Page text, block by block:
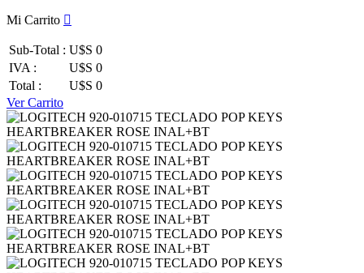
Mi Carrito
Sub-Total : U$S 0
IVA :
U$S 0
Total :
U$S 0
Ver Carrito